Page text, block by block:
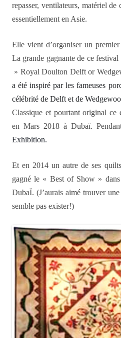
repasser, ventilateurs, matériel
essentiellement en Asie.
Elle vient d’organiser un
La grande gagnante de ce
» Royal Doulton Delft or
a été inspiré par les fameuses
célébrité de Delft et de
Classique et pourtant original ce
en Mars 2018 à Dubaï.
Exhibition.
Eten 2014 un autre de ses
gagné le « Best of Show »
DubaÏ. (J’aurais aimé trouver
semble pas exister!)